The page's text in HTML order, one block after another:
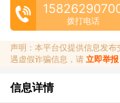
拨打电话
声明：本平台仅提供信息发
遇虚假诈骗信息，请 立即举报
信息详情